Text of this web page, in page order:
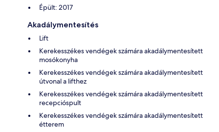
Épült: 2017
Akadálymentesítés
Lift
Kerekesszékes vendégek számára akadálymentesített
mosókonyha
Kerekesszékes vendégek számára akadálymentesített
útvonal a lifthez
Kerekesszékes vendégek számára akadálymentesített
recepcióspult
Kerekesszékes vendégek számára akadálymentesített
étterem